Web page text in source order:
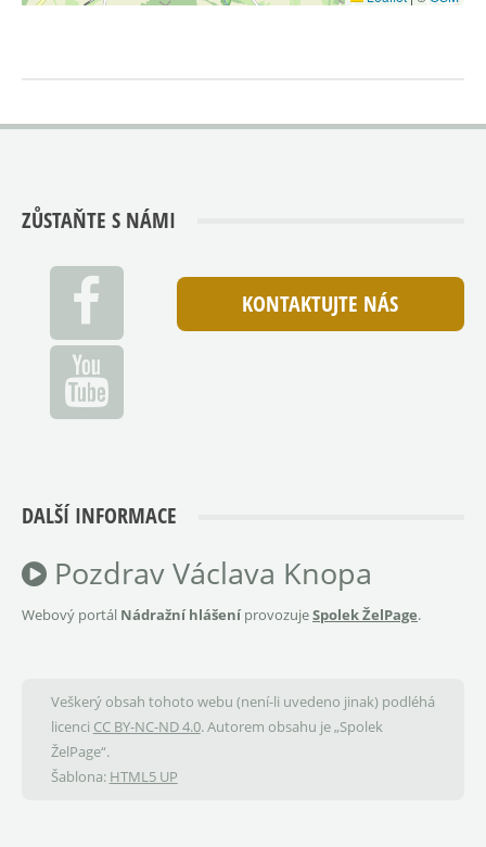
ZŮSTAŇTE S NÁMI
KONTAKTUJTE NÁS
DALŠÍ INFORMACE
Pozdrav Václava Knopa
Webový portál Nádražní hlášeníprovozujeSpolek ŽelPage.
Veškerý obsah tohoto webu (není-li uvedeno jinak) podléhá
licenci CC BY-NC-ND 4.0. Autorem obsahu je „Spolek
ŽelPage“.
Šablona: HTML5 UP